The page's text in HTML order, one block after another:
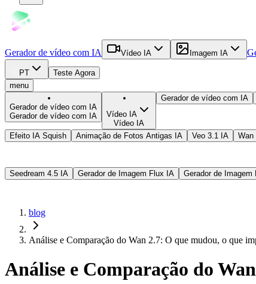
Gerador de vídeo com IA Vídeo IA Imagem IA
PT
Teste Agora
menu
Gerador de vídeo com IA
Gerador de vídeo com IA
Vídeo IA
Vídeo IA
Gerador de vídeo com IA
Efeito IA Squish Animação de Fotos Antigas IA Veo 3.1 IA Wan
Seedream 4.5 IA Gerador de Imagem Flux IA
Gerador de Imagem
blog
Análise e Comparação do Wan 2.7: O que mudou, o que
Análise e Comparação do